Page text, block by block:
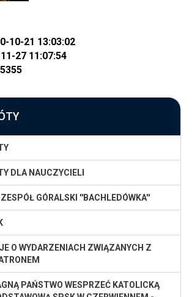
10-21 13:03:02
27 11:07:54
5355
DLA NAUCZYCIELI
GÓRALSKI ''BACHLEDÓWKA''
O WYDARZENIACH ZWIĄZANYCH Z
PAŃSTWO WESPRZEĆ KATOLICKĄ